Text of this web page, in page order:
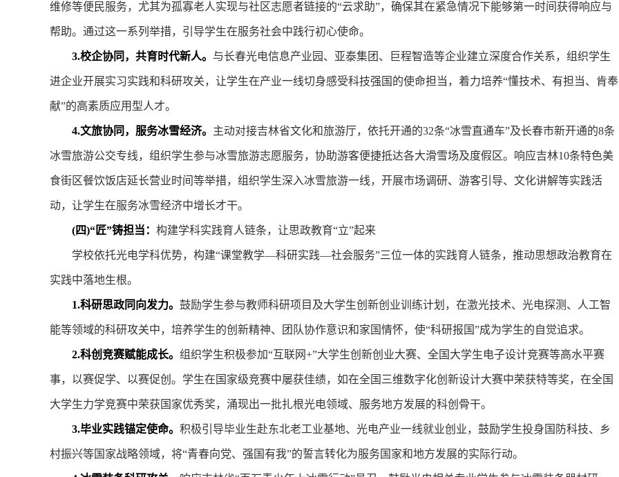
维修等便民服务，尤其为孤寡老人实现与社区志愿者链接的“云求助”，确保其在紧急情况下能够第一时间获得响应与
帮助。通过这一系列举措，引导学生在服务社会中践行初心使命。
3.校企协同，共育时代新人。 与长春光电信息产业园、亚泰集团、巨程智造等企业建立深度合作关系，组织学生
进企业开展实习实践和科研攻关，让学生在产业一线切身感受科技强国的使命担当，着力培养“懂技术、有担当、肯奉
献”的高素质应用型人才。
4.文旅协同，服务冰雪经济。 主动对接吉林省文化和旅游厅，依托开通的32条“冰雪直通车”及长春市新开通的8条
冰雪旅游公交专线，组织学生参与冰雪旅游志愿服务，协助游客便捷抵达各大滑雪场及度假区。响应吉林10条特色美
食街区餐饮饭店延长营业时间等举措，组织学生深入冰雪旅游一线，开展市场调研、游客引导、文化讲解等实践活
动，让学生在服务冰雪经济中增长才干。
(四)“匠”铸担当： 构建学科实践育人链条，让思政教育“立”起来
学校依托光电学科优势，构建“课堂教学—科研实践—社会服务”三位一体的实践育人链条，推动思想政治教育在
实践中落地生根。
1.科研思政同向发力。 鼓励学生参与教师科研项目及大学生创新创业训练计划，在激光技术、光电探测、人工智
能等领域的科研攻关中，培养学生的创新精神、团队协作意识和家国情怀，使“科研报国”成为学生的自觉追求。
2.科创竞赛赋能成长。 组织学生积极参加“互联网+”大学生创新创业大赛、全国大学生电子设计竞赛等高水平赛
事，以赛促学、以赛促创。学生在国家级竞赛中屡获佳绩，如在全国三维数字化创新设计大赛中荣获特等奖，在全国
大学生力学竞赛中荣获国家优秀奖，涌现出一批扎根光电领域、服务地方发展的科创骨干。
3.毕业实践锚定使命。 积极引导毕业生赴东北老工业基地、光电产业一线就业创业，鼓励学生投身国防科技、乡
村振兴等国家战略领域，将“青春向党、强国有我”的誓言转化为服务国家和地方发展的实际行动。